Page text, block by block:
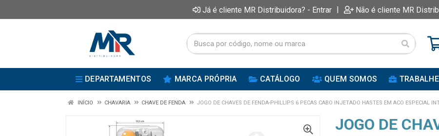
Já é cliente MR Distribuidora? - Entrar | Não é cliente MR
DEPARTAMENTOS MARCA PRÓPRIA CATÁLOGO QUEM SOMOS
INÍCIO CHAVARIA CHAVE DE FENDA JOGO DE CHAVES DE FENDA-PHILLIPS 6 PECAS CABO INJETADO HASTES EM ACO ESPECIAL
JOGO DE